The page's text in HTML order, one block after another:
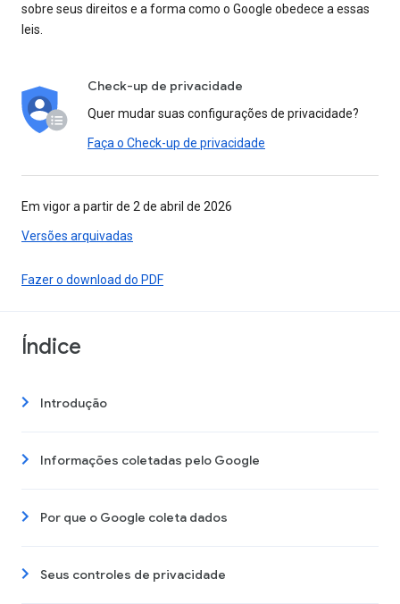
sobre seus direitos e a forma como o Google obedece a essas
leis.
Check-up de privacidade
Quer mudar suas configurações de privacidade?
Faça o Check-up de privacidade
Em vigor a partir de 2 de abril de 2026
Versões arquivadas
Fazer o download do PDF
Índice
Introdução
Informações coletadas pelo Google
Por que o Google coleta dados
Seus controles de privacidade